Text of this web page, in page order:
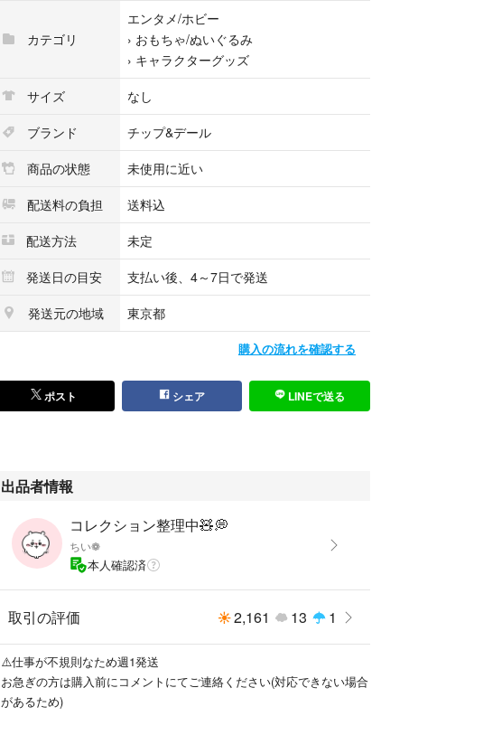
チップ＆デール CHIP'N'DALE chip&dale チップとデール ディズニ
ー Disney ディズニーランド ディズニーシー TDL TDS アミューズメ
ント クレーンゲーム 商品 ゲーセン まとめ売り ぬいぐるみ 人形 おも
ちゃ セット
カテゴリ
エンタメ/ホビー
› おもちゃ/ぬいぐるみ
› キャラクターグッズ
サイズ
なし
ブランド
チップ&デール
商品の状態
未使用に近い
配送料の負担
送料込
配送方法
未定
発送日の目安
支払い後、4～7日で発送
発送元の地域
東京都
購入の流れを確認する
ポスト シェア LINEで送る
出品者情報
コレクション整理中🧸💭
ちい❁
本人確認済
取引の評価 2,161 13 1
⚠️仕事が不規則なため週1発送
お急ぎの方は購入前にコメントにてご連絡ください(対応できない場合
があるため)